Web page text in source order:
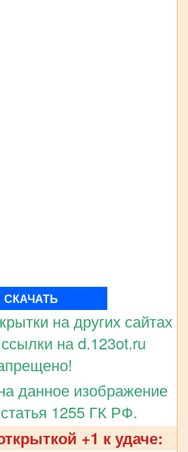
СКАЧАТЬ
на других сайтах
на d.123ot.ru
данное изображение
1255 ГК РФ.
+1 к удаче: